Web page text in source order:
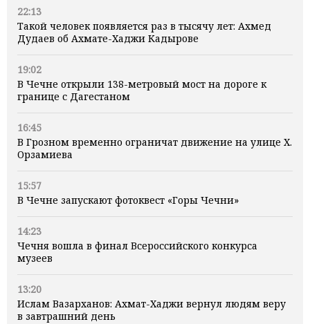
22:13
Такой человек появляется раз в тысячу лет: Ахмед
Дудаев об Ахмате-Хаджи Кадырове
19:02
В Чечне открыли 138-метровый мост на дороге к
границе с Дагестаном
16:45
В Грозном временно ограничат движение на улице Х.
Орзамиева
15:57
В Чечне запускают фотоквест «Горы Чечни»
14:23
Чечня вошла в финал Всероссийского конкурса
музеев
13:20
Ислам Вазарханов: Ахмат-Хаджи вернул людям веру
в завтрашний день